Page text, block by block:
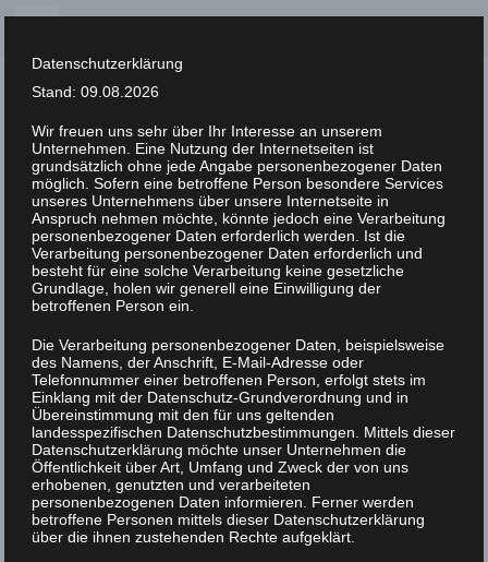
Skip
content
XLAB STIFTUNG
UNCATEGORIZED / 16. FEBRUAR 2023
XLAB_ScienceFestival_DDS0213
Datenschutzerklärung
Stand: 09.08.2026
Wir freuen uns sehr über Ihr Interesse an unserem
Unternehmen. Eine Nutzung der Internetseiten ist
grundsätzlich ohne jede Angabe personenbezogener Daten
möglich. Sofern eine betroffene Person besondere Services
unseres Unternehmens über unsere Internetseite in
Anspruch nehmen möchte, könnte jedoch eine Verarbeitung
personenbezogener Daten erforderlich werden. Ist die
Verarbeitung personenbezogener Daten erforderlich und
besteht für eine solche Verarbeitung keine gesetzliche
Grundlage, holen wir generell eine Einwilligung der
betroffenen Person ein.
Die Verarbeitung personenbezogener Daten, beispielsweise
des Namens, der Anschrift, E-Mail-Adresse oder
Telefonnummer einer betroffenen Person, erfolgt stets im
Einklang mit der Datenschutz-Grundverordnung und in
Übereinstimmung mit den für uns geltenden
landesspezifischen Datenschutzbestimmungen. Mittels dieser
Datenschutzerklärung möchte unser Unternehmen die
Öffentlichkeit über Art, Umfang und Zweck der von uns
erhobenen, genutzten und verarbeiteten
personenbezogenen Daten informieren. Ferner werden
betroffene Personen mittels dieser Datenschutzerklärung
über die ihnen zustehenden Rechte aufgeklärt.